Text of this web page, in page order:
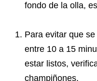
fondo de la olla,
Para evitar que
entre 10 a 15
estar listos,
champiñones.